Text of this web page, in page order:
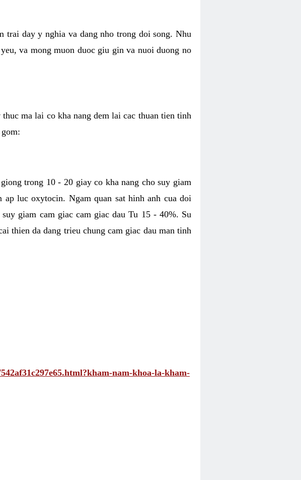
trai day y nghia va dang nho trong doi song. Nhu
va mong muon duoc giu gin va nuoi duong no
ma lai co kha nang dem lai cac thuan tien tinh
trong 10 - 20 giay co kha nang cho suy giam
luc oxytocin. Ngam quan sat hinh anh cua doi
giam cam giac cam giac dau Tu 15 - 40%. Su
thien da dang trieu chung cam giac dau man tinh
nam-khoa-la-kham-